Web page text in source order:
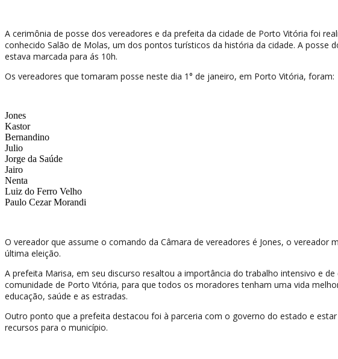
A cerimônia de posse dos vereadores e da prefeita da cidade de Porto Vitória foi
conhecido Salão de Molas, um dos pontos turísticos da história da cidade. A posse
estava marcada para ás 10h.
Os vereadores que tomaram posse neste dia 1° de janeiro, em Porto Vitória, foram:
Jones
Kastor
Bernandino
Julio
Jorge da Saúde
Jairo
Nenta
Luiz do Ferro Velho
Paulo Cezar Morandi
O vereador que assume o comando da Câmara de vereadores é Jones, o vereador
última eleição.
A prefeita Marisa, em seu discurso resaltou a importância do trabalho intensivo e de
comunidade de Porto Vitória, para que todos os moradores tenham uma vida
educação, saúde e as estradas.
Outro ponto que a prefeita destacou foi à parceria com o governo do estado e estar
recursos para o município.